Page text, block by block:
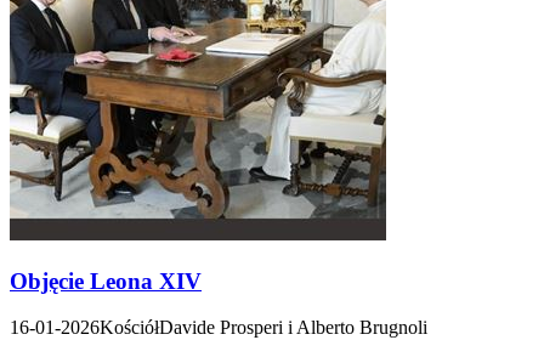
Objęcie Leona XIV
16-01-2026KościółDavide Prosperi i Alberto Brugnoli